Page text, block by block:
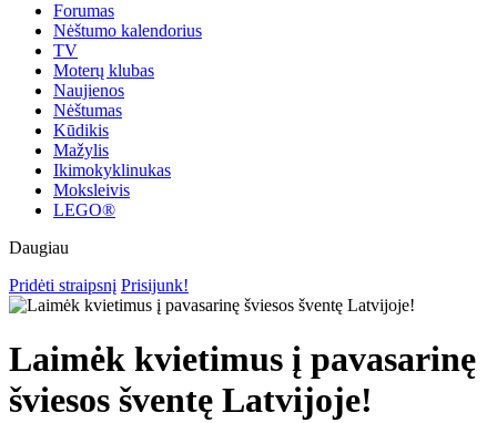
Forumas
Nėštumo kalendorius
TV
Moterų klubas
Naujienos
Nėštumas
Kūdikis
Mažylis
Ikimokyklinukas
Moksleivis
LEGO®
Daugiau
Pridėti straipsnį Prisijunk!
Laimėk kvietimus į pavasarinę
šviesos šventę Latvijoje!